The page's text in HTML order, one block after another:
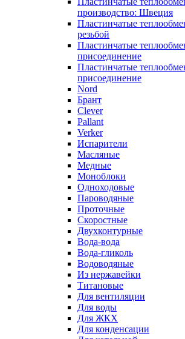
производство: Швеция
Пластинчатые
резьбой
Пластинчатые
присоединение
Пластинчатые
присоединение
Nord
Брант
Clever
Pallant
Verker
Испарители
Масляные
Медные
Моноблоки
Одноходовые
Пароводяные
Проточные
Скоростные
Двухконтурные
Вода-вода
Вода-гликоль
Водоводяные
Из нержавейки
Титановые
Для вентиляции
Для воды
Для ЖКХ
Для конденсации